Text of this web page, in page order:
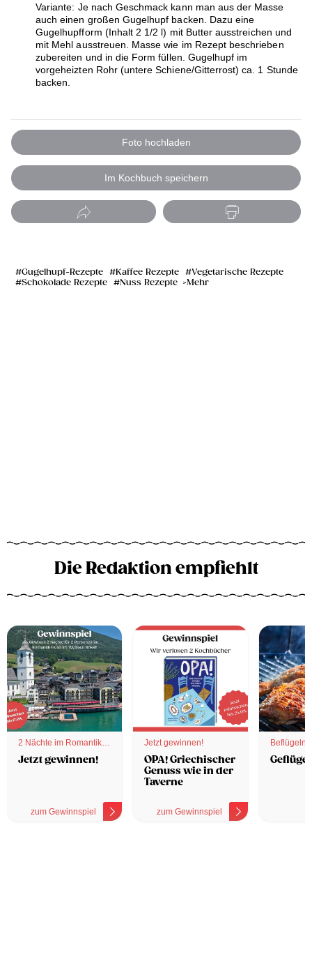
Variante: Je nach Geschmack kann man aus der Masse
auch einen großen Gugelhupf backen. Dazu eine
Gugelhupfform (Inhalt 2 1/2 l) mit Butter ausstreichen und
mit Mehl ausstreuen. Masse wie im Rezept beschrieben
zubereiten und in die Form füllen. Gugelhupf im
vorgeheizten Rohr (untere Schiene/Gitterrost) ca. 1 Stunde
backen.
Foto hochladen
Im Kochbuch speichern
Gugelhupf-Rezepte Kaffee Rezepte
Vegetarische Rezepte
Schokolade Rezepte
Nuss Rezepte Mehr
Die Redaktion empfiehlt
2 Nächte im Romantik
Hotel
Jetzt gewinnen!
zum Gewinnspiel
Jetzt gewinnen!
OPA! Griechischer
Genuss wie in der
Taverne
zum Gewinnspiel